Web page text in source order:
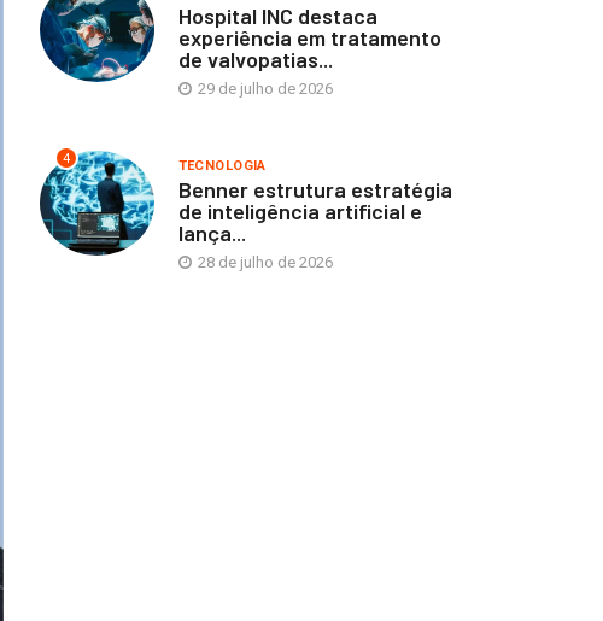
Hospital INC destaca
experiência em tratamento
de valvopatias...
29 de julho de 2026
4 TECNOLOGIA
Benner estrutura estratégia
de inteligência artificial e
lança...
28 de julho de 2026